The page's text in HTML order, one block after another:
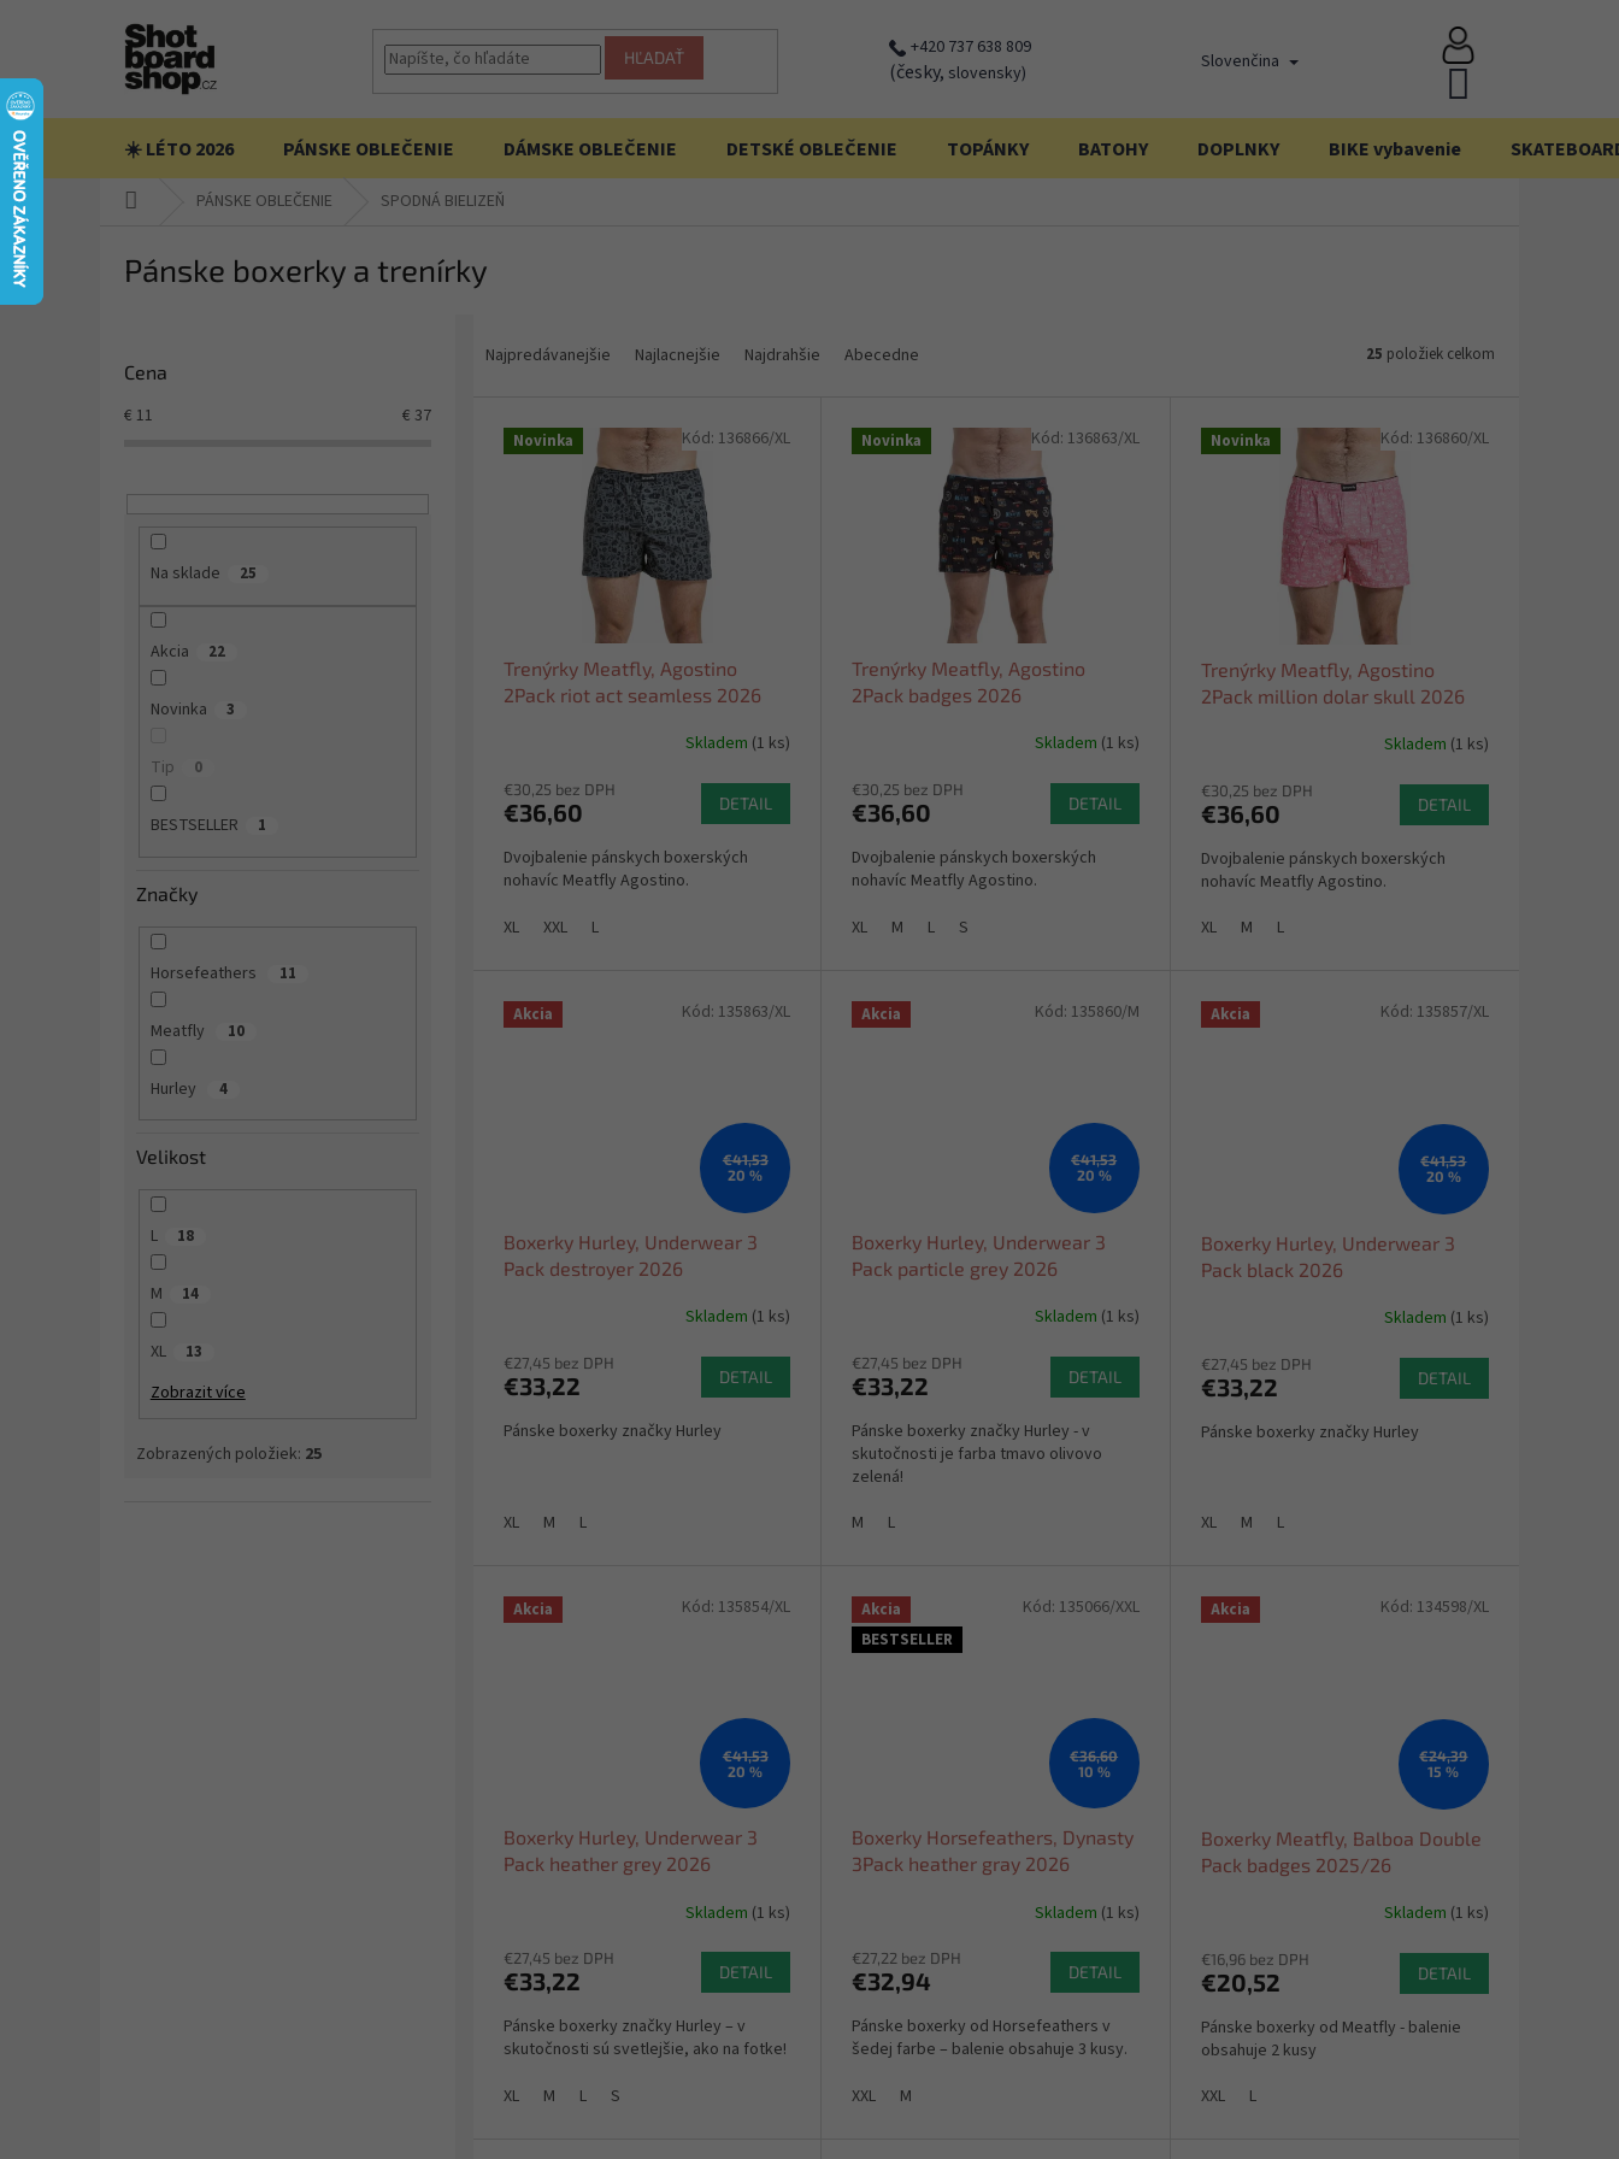
HĽADAŤ +420 737 638 809
(česky, slovensky)
Slovenčina
☀️ LÉTO 2026
PÁNSKE OBLEČENIE DÁMSKE OBLEČENIE DETSKÉ OBLEČENIE TOPÁNKY BATOHY DOPLNKY BIKE vybavenie
PÁNSKE OBLEČENIE SPODNÁ BIELIZEŇ
Pánske boxerky a trenírky
Cena
€ 11 € 37
Na sklade 25
Akcia 22
Novinka 3
Tip 0
BESTSELLER 1
Značky
Horsefeathers 11
Meatfly 10
Hurley 4
Velikost
L 18
M 14
XL 13
Zobrazit více
Zobrazených položiek: 25
Najpredávanejšie Najlacnejšie Najdrahšie Abecedne 25 položiek celkom
Novinka
Trenýrky Meatfly, Agostino
2Pack riot act seamless 2026
Skladem (1 ks)
€30,25 bez DPH
€36,60 DETAIL
Dvojbalenie pánskych boxerských
nohavíc Meatfly Agostino.
XL
XXL L
Kód: 136866/XL Novinka
Trenýrky Meatfly, Agostino
2Pack badges 2026
Skladem (1 ks)
€30,25 bez DPH
€36,60 DETAIL
Dvojbalenie pánskych boxerských
nohavíc Meatfly Agostino.
XL
M L S
Kód: 136863/XL Novinka
Trenýrky Meatfly, Agostino
2Pack million dolar skull 2026
Skladem (1 ks)
€30,25 bez DPH
€36,60 DETAIL
Dvojbalenie pánskych boxerských
nohavíc Meatfly Agostino.
XL
M L
Kód: 136860/XL
Akcia
€41,53
20 %
Boxerky Hurley, Underwear 3
Pack destroyer 2026
Skladem (1 ks)
€27,45 bez DPH
€33,22 DETAIL
Pánske boxerky značky Hurley
XL M L
Kód: 135863/XL Akcia
€41,53
20 %
Boxerky Hurley, Underwear 3
Pack particle grey 2026
Skladem (1 ks)
€27,45 bez DPH
€33,22 DETAIL
Pánske boxerky značky Hurley - v
skutočnosti je farba tmavo olivovo
zelená!
M
L
Kód: 135860/M Akcia
€41,53
20 %
Boxerky Hurley, Underwear 3
Pack black 2026
Skladem (1 ks)
€27,45 bez DPH
€33,22 DETAIL
Pánske boxerky značky Hurley
XL M L
Kód: 135857/XL
Akcia
€41,53
20 %
Boxerky Hurley, Underwear 3
Pack heather grey 2026
Skladem (1 ks)
€27,45 bez DPH
€33,22 DETAIL
Pánske boxerky značky Hurley – v
skutočnosti sú svetlejšie, ako na fotke!
XL
M L S
Kód: 135854/XL
Akcia
BESTSELLER
€36,60
10 %
Boxerky Horsefeathers, Dynasty
3Pack heather gray 2026
Skladem (1 ks)
€27,22 bez DPH
€32,94 DETAIL
Pánske boxerky od Horsefeathers v
šedej farbe – balenie obsahuje 3 kusy.
XXL
M
Kód: 135066/XXL Akcia
€24,39
15 %
Boxerky Meatfly, Balboa Double
Pack badges 2025/26
Skladem (1 ks)
€16,96 bez DPH
€20,52 DETAIL
Pánske boxerky od Meatfly - balenie
obsahuje 2 kusy
XXL
L
Kód: 134598/XL